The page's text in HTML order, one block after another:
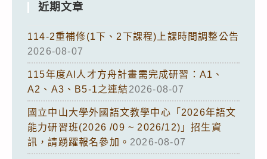
近期文章
114-2重補修(1下、2下課程)上課時間調整公告
2026-08-07
115年度AI人才方舟計畫需完成研習：A1、
A2、A3、B5-1之連結2026-08-07
國立中山大學外國語文教學中心「2026年語文
能力研習班(2026 /09 ~ 2026/12)」招生資
訊，請踴躍報名參加。 2026-08-07